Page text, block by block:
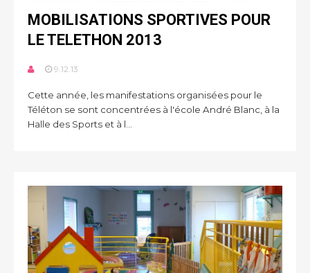
MOBILISATIONS SPORTIVES POUR
LE TELETHON 2013
9.12.13
Cette année, les manifestations organisées pour le
Téléton se sont concentrées à l'école André Blanc, à la
Halle des Sports et à l...